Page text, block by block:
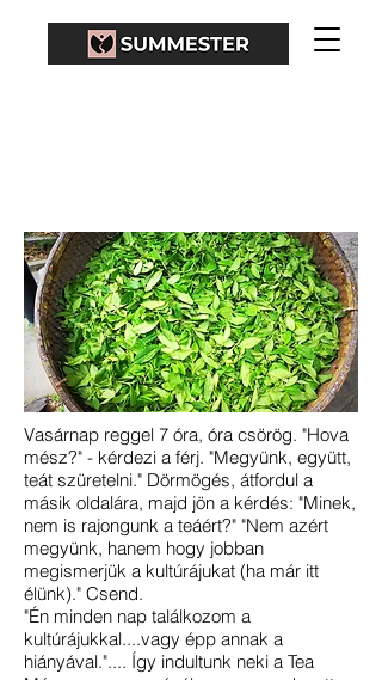
Vasárnap reggel 7 óra, óra csörög. "Hova
mész?" - kérdezi a férj. "Megyünk, együtt,
teát szüretelni." Dörmögés, átfordul a
másik oldalára, majd jön a kérdés: "Minek,
nem is rajongunk a teáért?" "Nem azért
megyünk, hanem hogy jobban
megismerjük a kultúrájukat (ha már itt
élünk)." Csend.
"Én minden nap találkozom a
kultúrájukkal....vagy épp annak a
hiányával.".... Így indultunk neki a Tea